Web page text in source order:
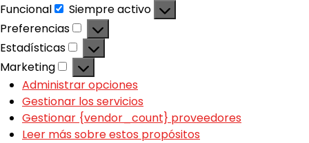
Funcional
Siempre activo
Preferencias
Estadísticas
Marketing
Administrar opciones
Gestionar los servicios
Gestionar {vendor_count} proveedores
Leer más sobre estos propósitos